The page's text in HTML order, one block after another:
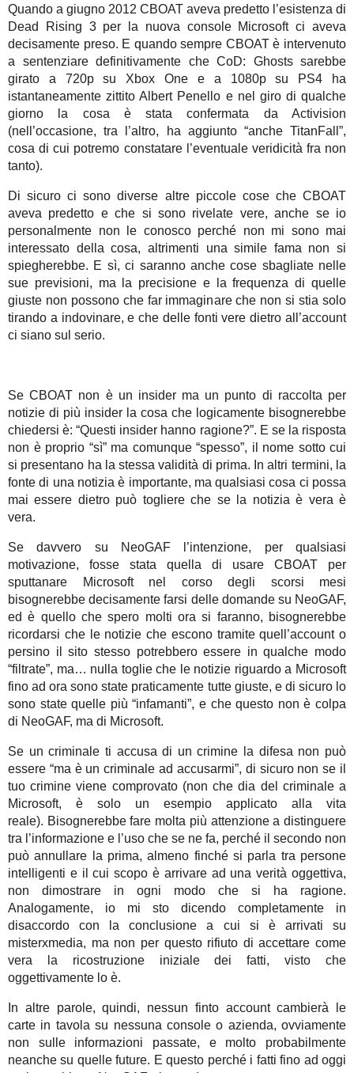
Quando a giugno 2012 CBOAT aveva predetto l’esistenza di
Dead Rising 3 per la nuova console Microsoft ci aveva
decisamente preso. E quando sempre CBOAT è intervenuto
a sentenziare definitivamente che CoD: Ghosts sarebbe
girato a 720p su Xbox One e a 1080p su PS4 ha
istantaneamente zittito Albert Penello e nel giro di qualche
giorno la cosa è stata confermata da Activision
(nell’occasione, tra l’altro, ha aggiunto “anche TitanFall”,
cosa di cui potremo constatare l’eventuale veridicità fra non
tanto).
Di sicuro ci sono diverse altre piccole cose che CBOAT
aveva predetto e che si sono rivelate vere, anche se io
personalmente non le conosco perché non mi sono mai
interessato della cosa, altrimenti una simile fama non si
spiegherebbe. E sì, ci saranno anche cose sbagliate nelle
sue previsioni, ma la precisione e la frequenza di quelle
giuste non possono che far immaginare che non si stia solo
tirando a indovinare, e che delle fonti vere dietro all’account
ci siano sul serio.
Se CBOAT non è un insider ma un punto di raccolta per
notizie di più insider la cosa che logicamente bisognerebbe
chiedersi è: “Questi insider hanno ragione?”. E se la risposta
non è proprio “sì” ma comunque “spesso”, il nome sotto cui
si presentano ha la stessa validità di prima. In altri termini, la
fonte di una notizia è importante, ma qualsiasi cosa ci possa
mai essere dietro può togliere che se la notizia è vera è
vera.
Se davvero su NeoGAF l’intenzione, per qualsiasi
motivazione, fosse stata quella di usare CBOAT per
sputtanare Microsoft nel corso degli scorsi mesi
bisognerebbe decisamente farsi delle domande su NeoGAF,
ed è quello che spero molti ora si faranno, bisognerebbe
ricordarsi che le notizie che escono tramite quell’account o
persino il sito stesso potrebbero essere in qualche modo
“filtrate”, ma… nulla toglie che le notizie riguardo a Microsoft
fino ad ora sono state praticamente tutte giuste, e di sicuro lo
sono state quelle più “infamanti”, e che questo non è colpa
di NeoGAF, ma di Microsoft.
Se un criminale ti accusa di un crimine la difesa non può
essere “ma è un criminale ad accusarmi”, di sicuro non se il
tuo crimine viene comprovato (non che dia del criminale a
Microsoft, è solo un esempio applicato alla vita
reale). Bisognerebbe fare molta più attenzione a distinguere
tra l’informazione e l’uso che se ne fa, perché il secondo non
può annullare la prima, almeno finché si parla tra persone
intelligenti e il cui scopo è arrivare ad una verità oggettiva,
non dimostrare in ogni modo che si ha ragione.
Analogamente, io mi sto dicendo completamente in
disaccordo con la conclusione a cui si è arrivati su
misterxmedia, ma non per questo rifiuto di accettare come
vera la ricostruzione iniziale dei fatti, visto che
oggettivamente lo è.
In altre parole, quindi, nessun finto account cambierà le
carte in tavola su nessuna console o azienda, ovviamente
non sulle informazioni passate, e molto probabilmente
neanche su quelle future. E questo perché i fatti fino ad oggi